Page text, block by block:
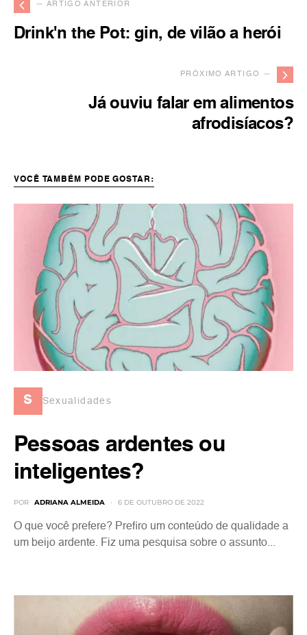
— ARTIGO ANTERIOR
Drink'n the Pot: gin, de vilão a herói
PRÓXIMO ARTIGO —
Já ouviu falar em alimentos
afrodisíacos?
VOCÊ TAMBÉM PODE GOSTAR:
s Sexualidades
Pessoas ardentes ou
inteligentes?
POR ADRIANA ALMEIDA 6 DE OUTUBRO DE 2022
O que você prefere? Prefiro um conteúdo de qualidade a
um beijo ardente. Fiz uma pesquisa sobre o assunto...